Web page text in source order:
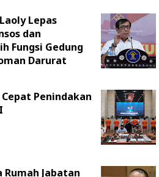
Lepas
dan
Fungsi Gedung
Darurat
Penindakan
Rumah Jabatan